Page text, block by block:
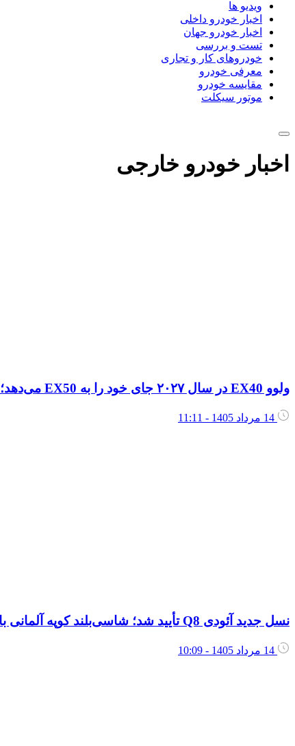
ویدیو ها
اخبار خودرو داخلی
اخبار خودرو جهان
تست و بررسی
خودروهای کار و تجاری
معرفی خودرو
مقایسه خودرو
موتور سیکلت
اخبار خودرو خارجی
ولوو EX40 در سال ۲۰۲۷ جای خود را به EX50 می‌دهد؛ شاسی‌بلندی بزرگ‌تر، جادارتر و ارزان‌تر
نسل جدید آئودی Q8 تأیید شد؛ شاسی‌بلند کوپه آلمانی با موتور V8 بازمی‌گردد